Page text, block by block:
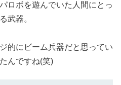
ロボを遊んでいた人間にとっ
武器。
的にビーム兵器だと思ってい
んですね(笑)